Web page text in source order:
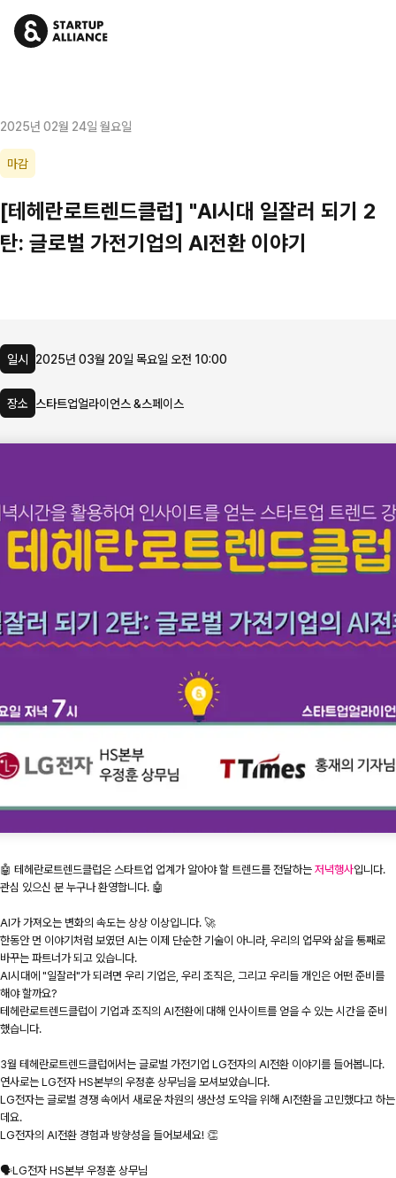
2025년 02월 24일 월요일
마감
[테헤란로트렌드클럽] "AI시대 일잘러 되기 2
탄: 글로벌 가전기업의 AI전환 이야기
일시 2025년 03월 20일 목요일 오전 10:00
장소 스타트업얼라이언스 &스페이스
🤖 테헤란로트렌드클럽은 스타트업 업계가 알아야 할 트렌드를 전달하는 저녁행사입니다.
관심 있으신 분 누구나 환영합니다. 🤖
AI가 가져오는 변화의 속도는 상상 이상입니다. 🚀
한동안 먼 이야기처럼 보였던 AI는 이제 단순한 기술이 아니라, 우리의 업무와 삶을 통째로
바꾸는 파트너가 되고 있습니다.
AI시대에 "일잘러"가 되려면 우리 기업은, 우리 조직은, 그리고 우리들 개인은 어떤 준비를
해야 할까요?
테헤란로트렌드클럽이 기업과 조직의 AI전환에 대해 인사이트를 얻을 수 있는 시간을 준비
했습니다.
3월 테헤란로트렌드클럽에서는 글로벌 가전기업 LG전자의 AI전환 이야기를 들어봅니다.
연사로는 LG전자 HS본부의 우정훈 상무님을 모셔보았습니다.
LG전자는 글로벌 경쟁 속에서 새로운 차원의 생산성 도약을 위해 AI전환을 고민했다고 하는
데요.
LG전자의 AI전환 경험과 방향성을 들어보세요! 👏
🗣️LG전자 HS본부 우정훈 상무님